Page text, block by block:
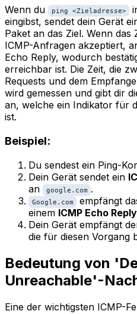
Wenn du ping <Zieladresse>
eingibst, sendet dein Gerät
Paket an das Ziel. Wenn
ICMP-Anfragen akzeptiert,
Echo Reply, wodurch
erreichbar ist. Die Zeit, die
Requests und dem
wird gemessen und gibt dir
an, welche ein Indikator für
ist.
Beispiel:
Du sendest ein Ping-
Dein Gerät sendet ein
an
google.com .
Google.com
empfängt
einem ICMP Echo Reply
Dein Gerät empfängt
die für diesen Vorgang
Bedeutung von
Unreachable'-
Eine der wichtigsten ICMP-